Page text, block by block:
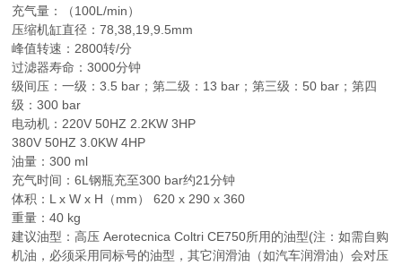
充气量：（100L/min）
压缩机缸直径：78,38,19,9.5mm
峰值转速：2800转/分
过滤器寿命：3000分钟
级间压：一级：3.5 bar；第二级：13 bar；第三级：50 bar；第四
级：300 bar
电动机：220V 50HZ 2.2KW 3HP
380V 50HZ 3.0KW 4HP
油量：300 ml
充气时间：6L钢瓶充至300 bar约21分钟
体积：L x W x H（mm） 620 x 290 x 360
重量：40 kg
建议油型：高压 Aerotecnica Coltri CE750所用的油型(注：如需自购
机油，必须采用同标号的油型，其它润滑油（如汽车润滑油）会对压